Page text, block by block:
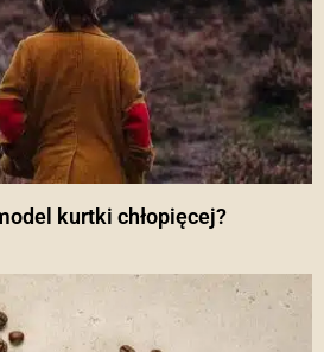
kurtki chłopięcej?